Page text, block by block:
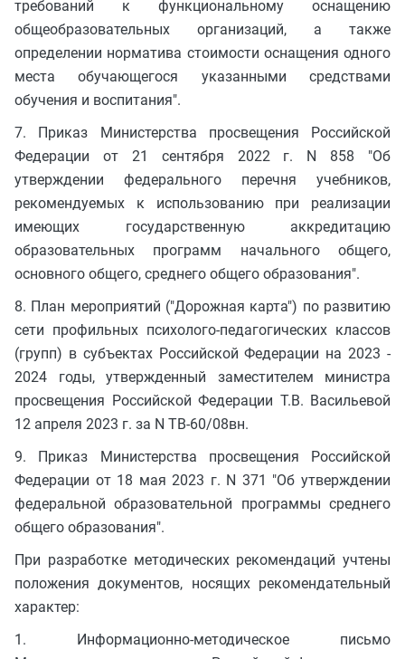
требований к функциональному оснащению
общеобразовательных организаций, а также
определении норматива стоимости оснащения одного
места обучающегося указанными средствами
обучения и воспитания".
7. Приказ Министерства просвещения Российской
Федерации от 21 сентября 2022 г. N 858 "Об
утверждении федерального перечня учебников,
рекомендуемых к использованию при реализации
имеющих государственную аккредитацию
образовательных программ начального общего,
основного общего, среднего общего образования".
8. План мероприятий ("Дорожная карта") по развитию
сети профильных психолого-педагогических классов
(групп) в субъектах Российской Федерации на 2023 -
2024 годы, утвержденный заместителем министра
просвещения Российской Федерации Т.В. Васильевой
12 апреля 2023 г. за N ТВ-60/08вн.
9. Приказ Министерства просвещения Российской
Федерации от 18 мая 2023 г. N 371 "Об утверждении
федеральной образовательной программы среднего
общего образования".
При разработке методических рекомендаций учтены
положения документов, носящих рекомендательный
характер:
1. Информационно-методическое письмо